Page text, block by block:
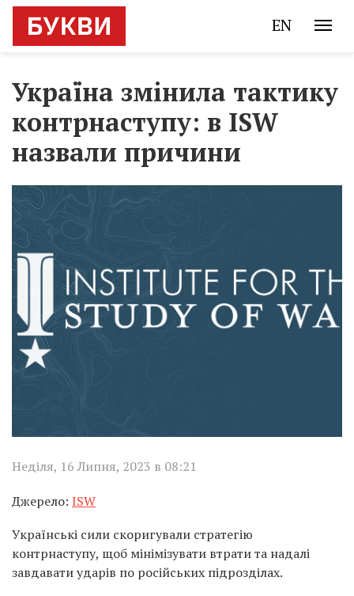
EN
Україна змінила тактику
контрнаступу: в ISW
назвали причини
Неділя, 16 Липня, 2023 в 08:21
Джерело: ISW
Українські сили скоригували стратегію
контрнаступу, щоб мінімізувати втрати та надалі
завдавати ударів по російських підрозділах.